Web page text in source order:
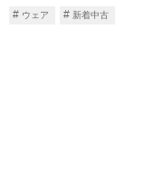
ウェア 新着中古